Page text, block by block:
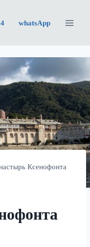
whatsApp
Ксенофонта